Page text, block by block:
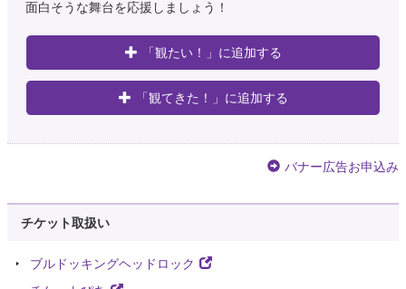
面白そうな舞台を応援しましょう！
「観たい！」に追加する
「観てきた！」に追加する
バナー広告お申込み
チケット取扱い
ブルドッキングヘッドロック